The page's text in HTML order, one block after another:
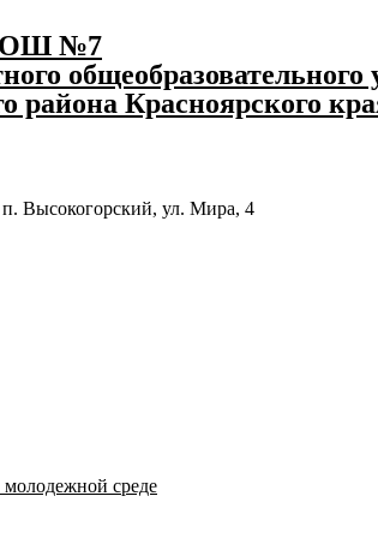
№7
района Красноярского
Высокогорский, ул. Мира, 4
среде